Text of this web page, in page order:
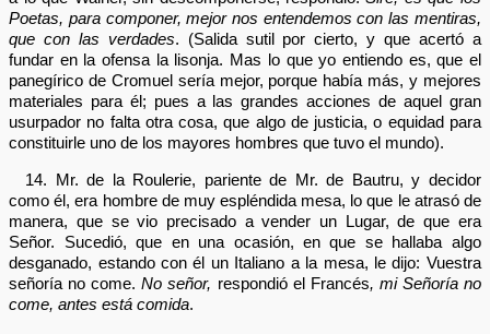
Poetas, para componer, mejor nos entendemos con las mentiras,
que con las verdades. (Salida sutil por cierto, y que acertó a
fundar en la ofensa la lisonja. Mas lo que yo entiendo es, que el
panegírico de Cromuel sería mejor, porque había más, y mejores
materiales para él; pues a las grandes acciones de aquel gran
usurpador no falta otra cosa, que algo de justicia, o equidad para
constituirle uno de los mayores hombres que tuvo el mundo).
14. Mr. de la Roulerie, pariente de Mr. de Bautru, y decidor
como él, era hombre de muy espléndida mesa, lo que le atrasó de
manera, que se vio precisado a vender un Lugar, de que era
Señor. Sucedió, que en una ocasión, en que se hallaba algo
desganado, estando con él un Italiano a la mesa, le dijo: Vuestra
señoría no come.No señor, respondió el Francés, mi Señoría no
come, antes está comida.